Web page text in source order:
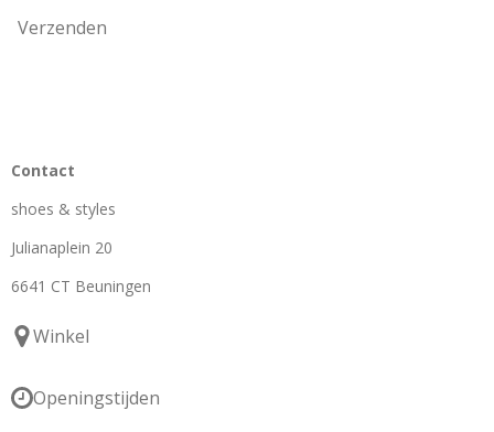
Verzenden
Contact
shoes & styles
Julianaplein 20
6641 CT Beuningen
Winkel
Openingstijden